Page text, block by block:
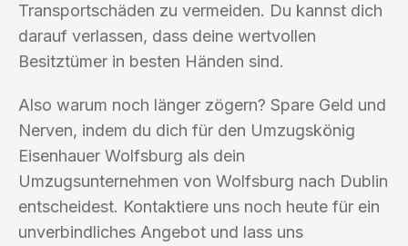
Transportschäden zu vermeiden. Du kannst dich
darauf verlassen, dass deine wertvollen
Besitztümer in besten Händen sind.
Also warum noch länger zögern? Spare Geld und
Nerven, indem du dich für den Umzugskönig
Eisenhauer Wolfsburg als dein
Umzugsunternehmen von Wolfsburg nach Dublin
entscheidest. Kontaktiere uns noch heute für ein
unverbindliches Angebot und lass uns